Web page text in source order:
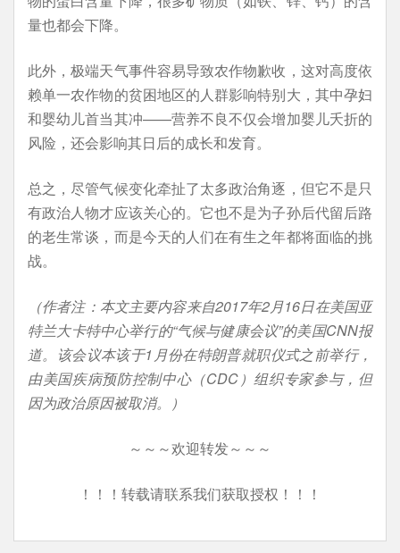
量也都会下降。
此外，极端天气事件容易导致农作物歉收，这对高度依
赖单一农作物的贫困地区的人群影响特别大，其中孕妇
和婴幼儿首当其冲——营养不良不仅会增加婴儿夭折的
风险，还会影响其日后的成长和发育。
总之，尽管气候变化牵扯了太多政治角逐，但它不是只
有政治人物才应该关心的。它也不是为子孙后代留后路
的老生常谈，而是今天的人们在有生之年都将面临的挑
战。
（作者注：本文主要内容来自2017年2月16日在美国亚
特兰大卡特中心举行的“气候与健康会议”的美国CNN报
道。该会议本该于1月份在特朗普就职仪式之前举行，
由美国疾病预防控制中心（CDC）组织专家参与，但
因为政治原因被取消。）
～～～欢迎转发～～～
！！！转载请联系我们获取授权！！！